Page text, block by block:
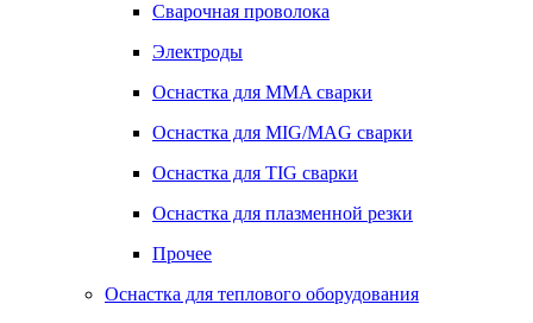
Сварочная проволока
Электроды
Оснастка для MMA сварки
Оснастка для MIG/MAG сварки
Оснастка для TIG сварки
Оснастка для плазменной резки
Прочее
Оснастка для теплового оборудования